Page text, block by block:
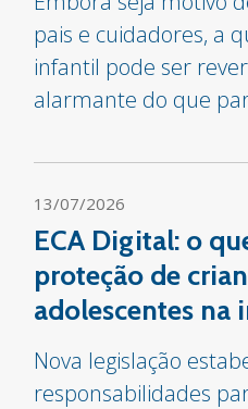
pais e cuidadores, a
infantil pode ser
alarmante do que
13/07/2026
ECA Digital: o
proteção de
adolescentes na
Nova legislação
responsabilidades